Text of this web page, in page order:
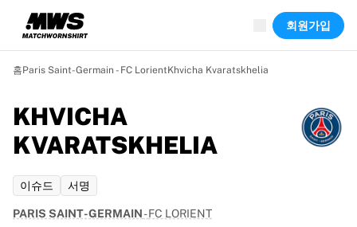
하이라이트
월드 챔피언십 경매
레전드 컬렉션
투르 드 프랑스
경매
진행 중인 모든 경매
숨은 보석
신규 등록
월드 챔피언십 경매
회원가입
홈Paris Saint-Germain - FC LorientKhvicha Kvaratskhelia
KHVICHA
KVARATSKHELIA
이슈드 서명
PARIS SAINT-GERMAIN-FC LORIENT